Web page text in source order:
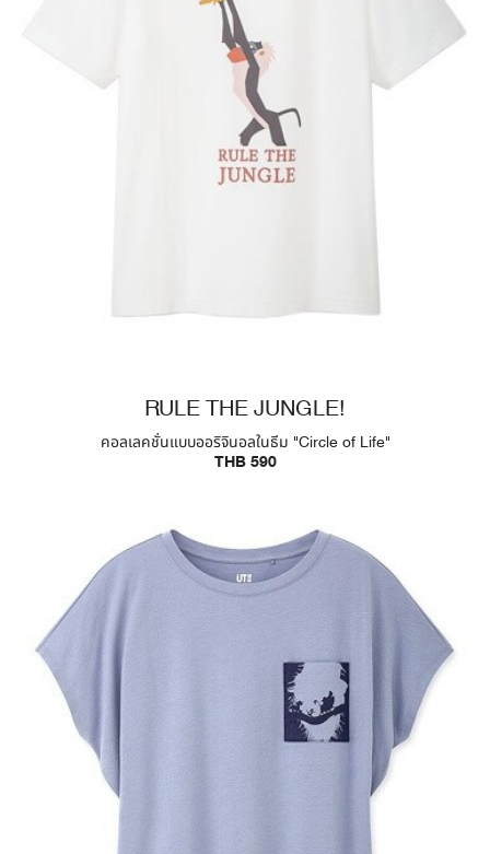
RULE THE JUNGLE!
คอลเลคชั่นแบบออริจินอลในธีม "Circle of Life"
THB 590